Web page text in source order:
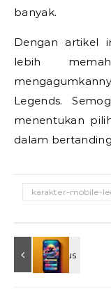
banyak.
Dengan artikel
lebih
Legends.
menentukan
dalam
karakter-mobile-